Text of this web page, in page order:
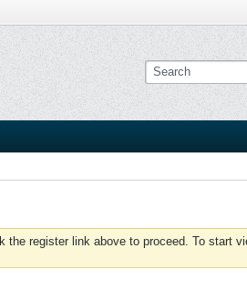
the register link above to proceed. To start